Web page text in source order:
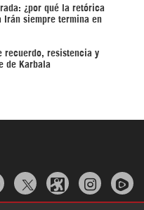
¿por qué la retórica
Irán siempre termina en
recuerdo, resistencia y
de Karbala
  